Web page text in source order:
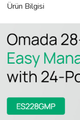
Ürün Bilgisi